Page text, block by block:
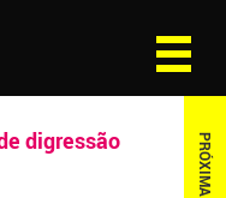
PRÓXIMA
digressão